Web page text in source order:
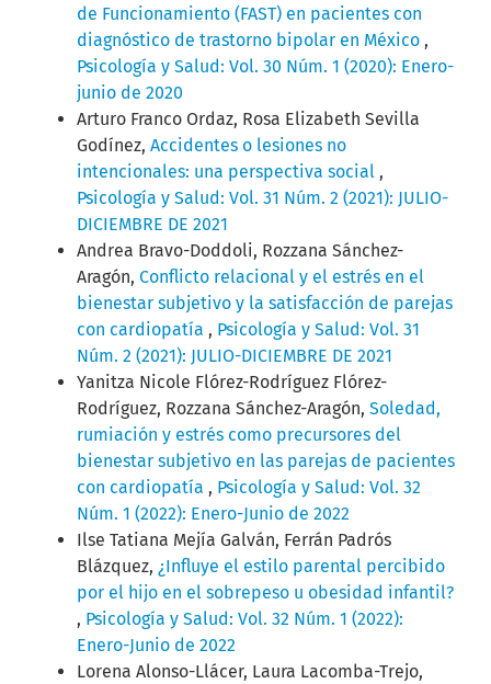
de Funcionamiento (FAST) en pacientes con
diagnóstico de trastorno bipolar en México ,
Psicología y Salud: Vol. 30 Núm. 1 (2020): Enero-
junio de 2020
Arturo Franco Ordaz, Rosa Elizabeth Sevilla
Godínez, Accidentes o lesiones no
intencionales: una perspectiva social ,
Psicología y Salud: Vol. 31 Núm. 2 (2021): JULIO-
DICIEMBRE DE 2021
Andrea Bravo-Doddoli, Rozzana Sánchez-
Aragón, Conflicto relacional y el estrés en el
bienestar subjetivo y la satisfacción de parejas
con cardiopatía , Psicología y Salud: Vol. 31
Núm. 2 (2021): JULIO-DICIEMBRE DE 2021
Yanitza Nicole Flórez-Rodríguez Flórez-
Rodríguez, Rozzana Sánchez-Aragón, Soledad,
rumiación y estrés como precursores del
bienestar subjetivo en las parejas de pacientes
con cardiopatía , Psicología y Salud: Vol. 32
Núm. 1 (2022): Enero-Junio de 2022
Ilse Tatiana Mejía Galván, Ferrán Padrós
Blázquez, ¿Influye el estilo parental percibido
por el hijo en el sobrepeso u obesidad infantil?
, Psicología y Salud: Vol. 32 Núm. 1 (2022):
Enero-Junio de 2022
Lorena Alonso-Llácer, Laura Lacomba-Trejo,